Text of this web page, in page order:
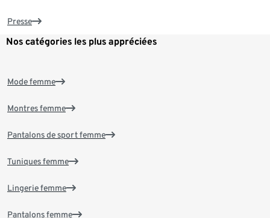
Presse
Nos catégories les plus appréciées
Mode femme
Montres femme
Pantalons de sport femme
Tuniques femme
Lingerie femme
Pantalons femme